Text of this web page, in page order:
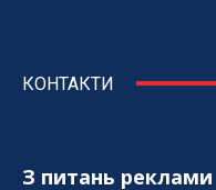
КОНТАКТИ
З питань реклами